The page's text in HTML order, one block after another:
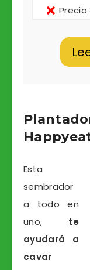
Precio
Esta
sembrador
a todo en
uno, te
ayudará a
cavar